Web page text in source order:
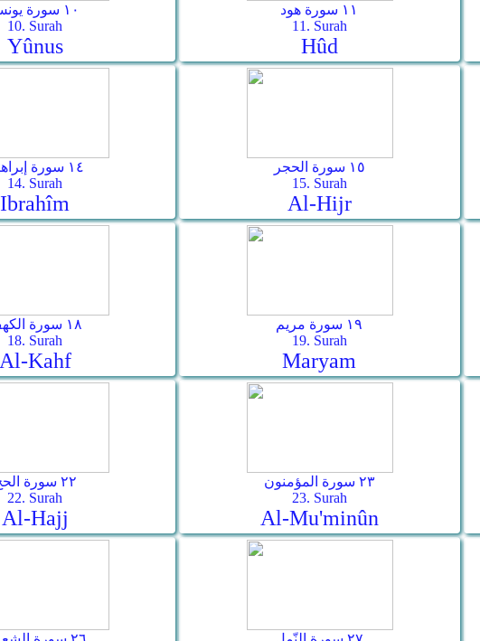
١٠ سورة يونس
10. Surah
Yûnus
١١ سورة هود
11. Surah
Hûd
١٤ سورة إبراهيم
14. Surah
Ibrahîm
١٥ سورة الحجر
15. Surah
Al-Hijr
١٨ سورة الكهف
18. Surah
Al-Kahf
١٩ سورة مريم
19. Surah
Maryam
٢٢ سورة الحج
22. Surah
Al-Hajj
٢٣ سورة المؤمنون
23. Surah
Al-Mu'minûn